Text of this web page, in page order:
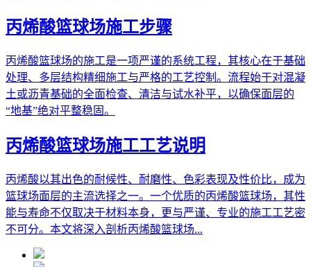
丙烯酸篮球场施工步骤
丙烯酸篮球场的施工是一项严谨的系统工程，其核心在于基础
处理、多层结构精细施工与严格的工艺控制。流程始于对混凝
土或沥青基础的全面检查、清洁与试水补平，以确保面层的
“地基”绝对平整稳固。
丙烯酸篮球场施工工艺说明
丙烯酸以其出色的耐候性、耐磨性、色彩表现及性价比，成为
篮球场面层的主流选择之一。一个优质的丙烯酸篮球场，其性
能与寿命不仅取决于材料本身，更与严谨、专业的施工工艺密
不可分。本文将深入剖析丙烯酸篮球场...